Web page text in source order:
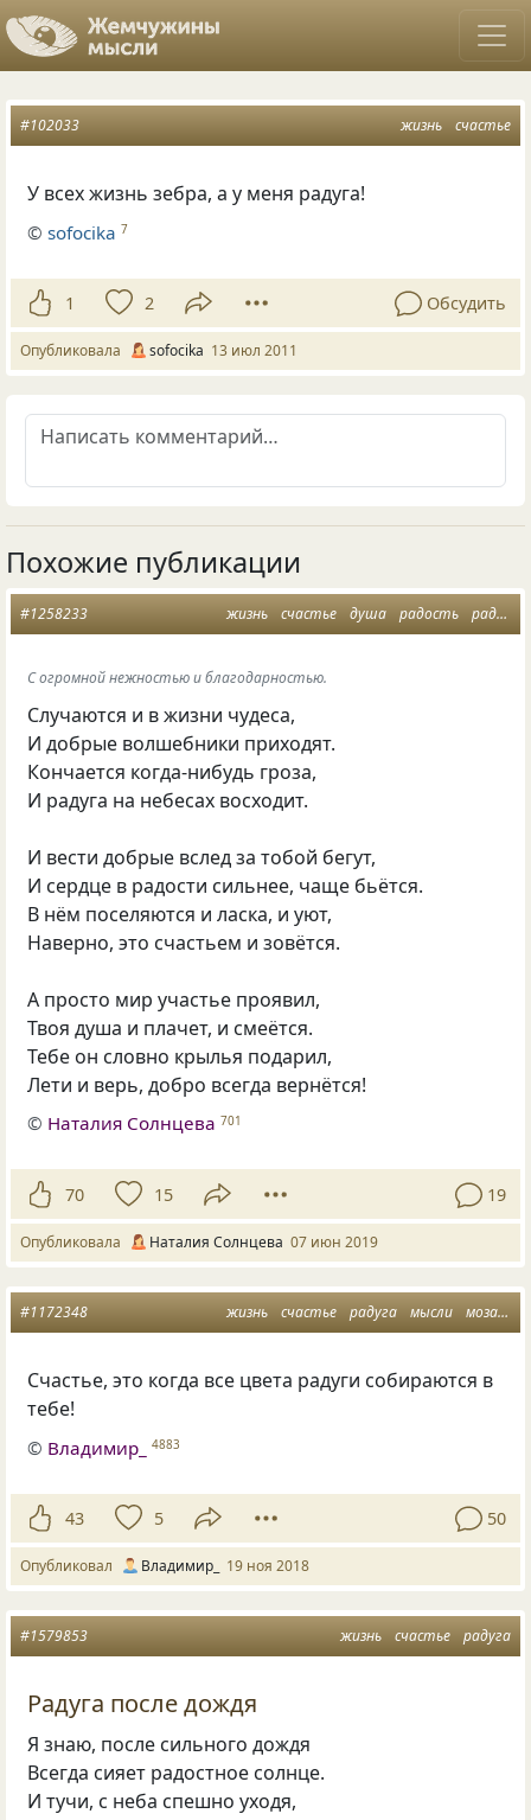
жизнь счастье
#102033
У всех жизнь зебра, а у меня радуга!
©sofocika 7
1 2 Обсудить
Опубликовала sofocika 13 июл 2011
Похожие публикации
жизнь счастье душа радость радуга
#1258233
С огромной нежностью и благодарностью.
Случаются и в жизни чудеса,
И добрые волшебники приходят.
Кончается когда-нибудь гроза,
И радуга на небесах восходит.
И вести добрые вслед за тобой бегут,
И сердце в радости сильнее, чаще бьётся.
В нём поселяются и ласка, и уют,
Наверно, это счастьем и зовётся.
А просто мир участье проявил,
Твоя душа и плачет, и смеётся.
Тебе он словно крылья подарил,
Лети и верь, добро всегда вернётся!
© Наталия Солнцева 701
70 15 19
Опубликовала Наталия Солнцева 07 июн 2019
жизнь счастье радуга мысли мозаика
#1172348
Счастье, это когда все цвета радуги собираются в
тебе!
© Владимир_ 4883
43 5 50
Опубликовал Владимир_ 19 ноя 2018
жизнь счастье радуга
#1579853
Радуга после дождя
Я знаю, после сильного дождя
Всегда сияет радостное солнце.
И тучи, с неба спешно уходя,